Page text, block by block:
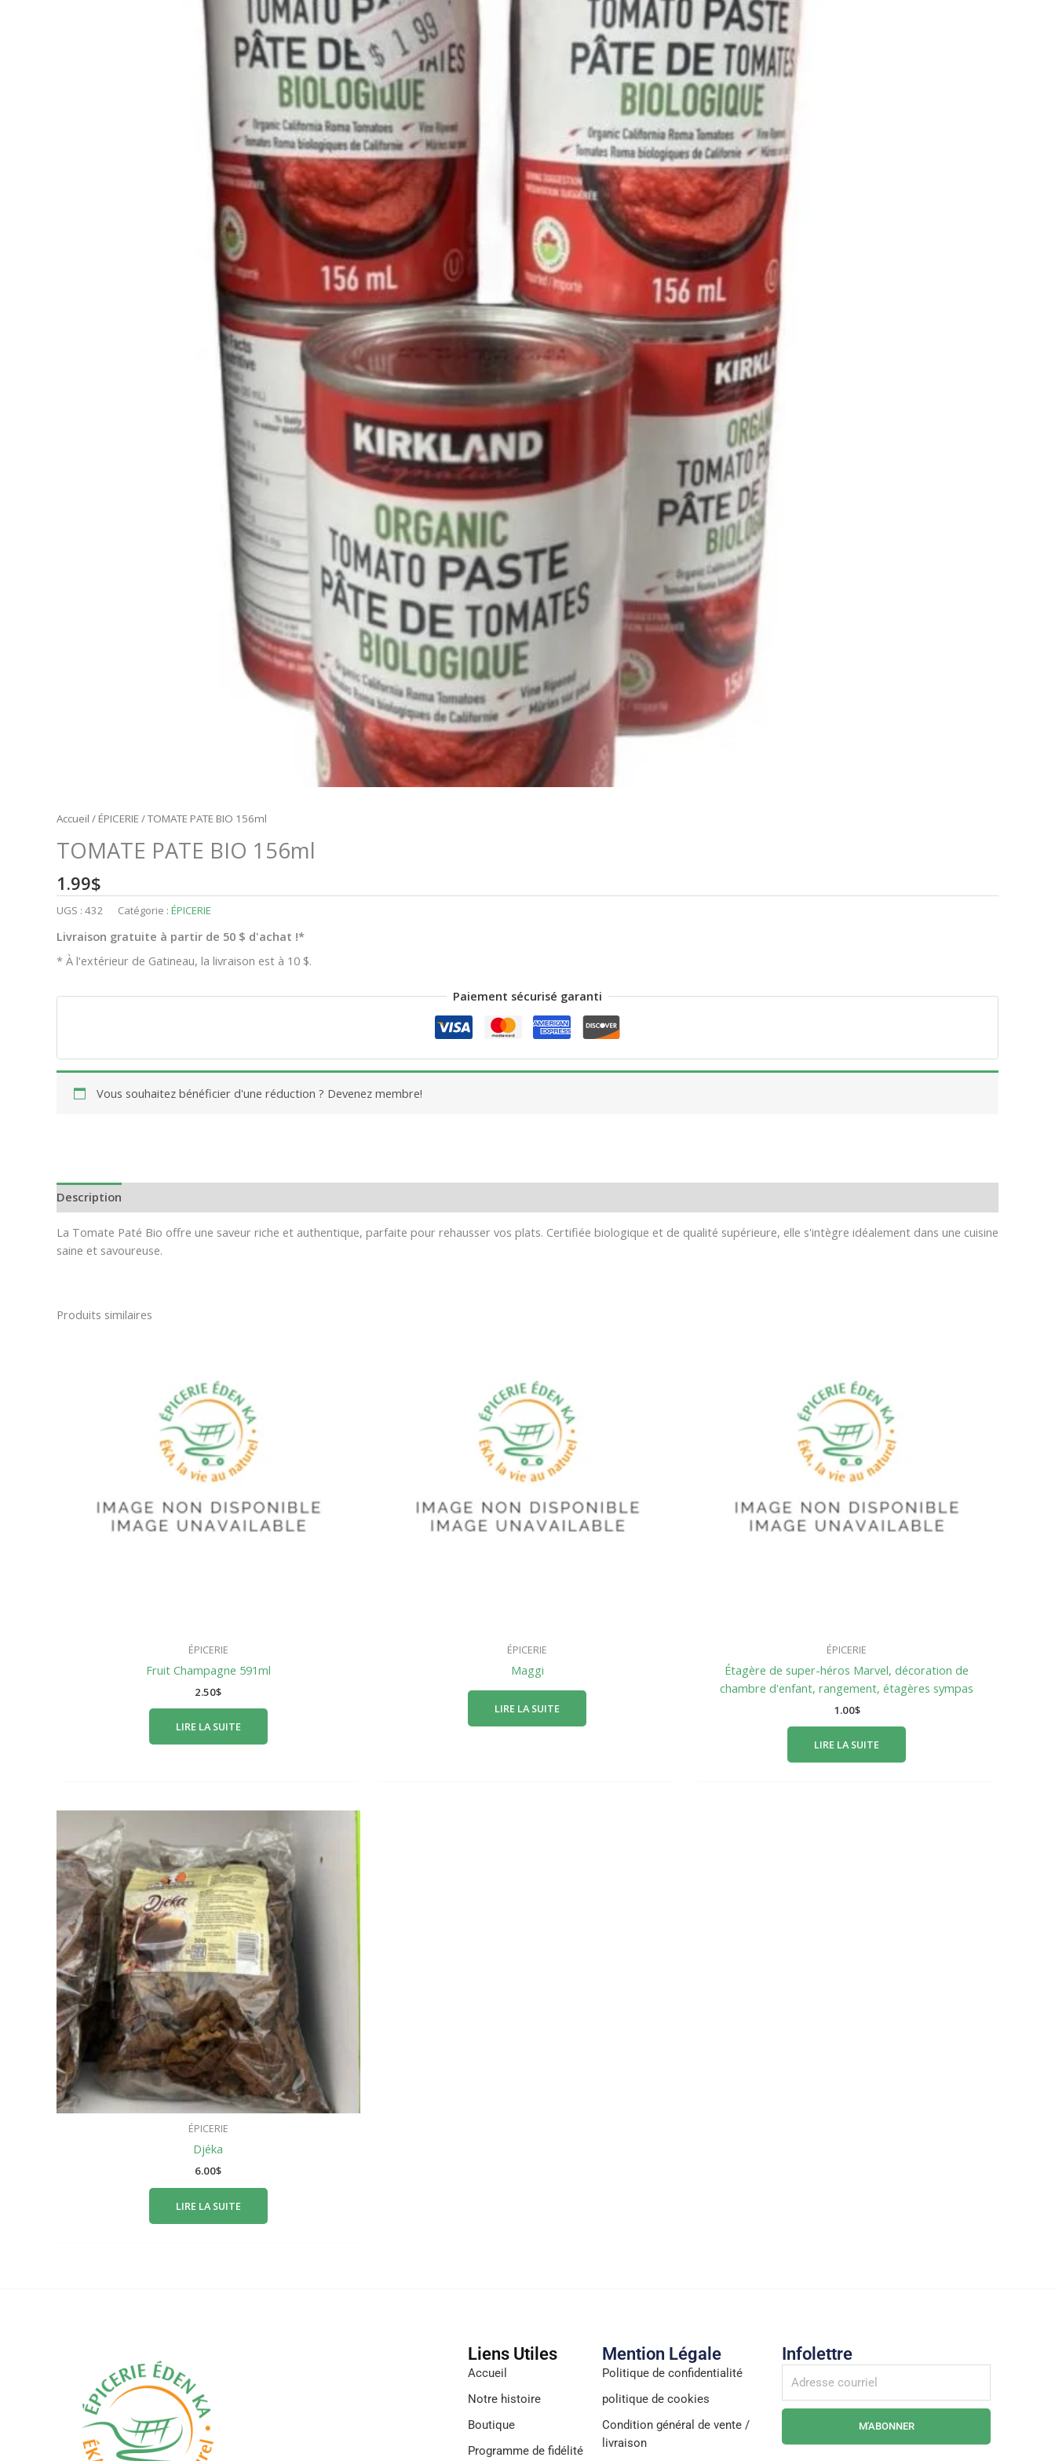
Accueil / ÉPICERIE / TOMATE PATE BIO 156ml
TOMATE PATE BIO 156ml
1.99$
UGS : 432 Catégorie : ÉPICERIE
Livraison gratuite à partir de 50 $ d'achat !*
* À l'extérieur de Gatineau, la livraison est à 10 $.
Paiement sécurisé garanti
Vous souhaitez bénéficier d'une réduction ? Devenez membre!
Description
La Tomate Paté Bio offre une saveur riche et authentique, parfaite pour rehausser vos plats. Certifiée biologique et de qualité supérieure, elle s'intègre idéalement dans une cuisine
saine et savoureuse.
Produits similaires
ÉPICERIE
Fruit Champagne 591ml
2.50$
LIRE LA SUITE
ÉPICERIE
Maggi
LIRE LA SUITE
ÉPICERIE
Étagère de super-héros Marvel, décoration de
chambre d'enfant, rangement, étagères sympas
1.00$
LIRE LA SUITE
ÉPICERIE
Djéka
6.00$
LIRE LA SUITE
Liens Utiles
Accueil
Notre histoire
Boutique
Programme de fidélité
Mention Légale
Politique de confidentialité
politique de cookies
Condition général de vente /
livraison
Infolettre
M'ABONNER